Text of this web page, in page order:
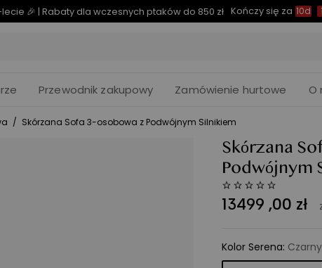
🎉 | Rabaty dla wczesnych ptaków do 850 zł Kończy się za 10d
Przewodnik zakupowy Zamówienie hurtowe O
/ Skórzana Sofa 3-osobowa z Podwójnym Silnikiem
Skórzana
Podwójnym
13499 ,00 zł
Kolor Serena: Czarny